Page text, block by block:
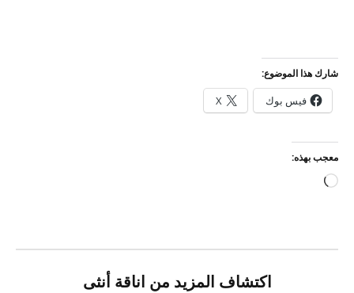
شارك هذا الموضوع:
فيس بوك X
معجب بهذه:
جاري
اكتشاف المزيد من اناقة أنثى